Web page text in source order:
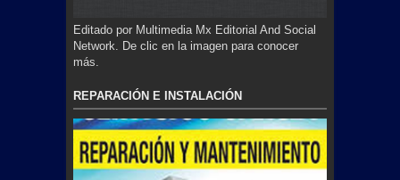
Editado por Multimedia Mx Editorial And Social
Network. De clic en la imagen para conocer
más.
REPARACIÓN E INSTALACIÓN